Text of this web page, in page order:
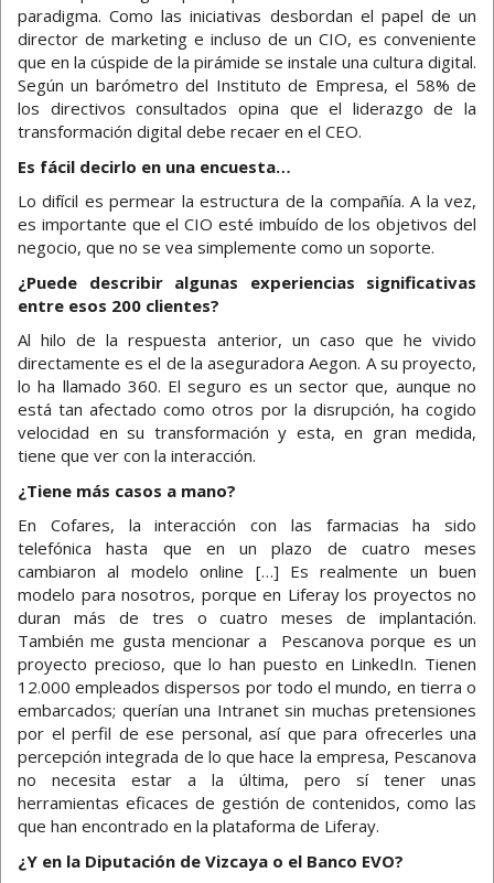
paradigma. Como las iniciativas desbordan el papel de un
director de marketing e incluso de un CIO, es conveniente
que en la cúspide de la pirámide se instale una cultura digital.
Según un barómetro del Instituto de Empresa, el 58% de
los directivos consultados opina que el liderazgo de la
transformación digital debe recaer en el CEO.
Es fácil decirlo en una encuesta…
Lo difícil es permear la estructura de la compañía. A la vez,
es importante que el CIO esté imbuído de los objetivos del
negocio, que no se vea simplemente como un soporte.
¿Puede describir algunas experiencias significativas
entre esos 200 clientes?
Al hilo de la respuesta anterior, un caso que he vivido
directamente es el de la aseguradora Aegon. A su proyecto,
lo ha llamado 360. El seguro es un sector que, aunque no
está tan afectado como otros por la disrupción, ha cogido
velocidad en su transformación y esta, en gran medida,
tiene que ver con la interacción.
¿Tiene más casos a mano?
En Cofares, la interacción con las farmacias ha sido
telefónica hasta que en un plazo de cuatro meses
cambiaron al modelo online […] Es realmente un buen
modelo para nosotros, porque en Liferay los proyectos no
duran más de tres o cuatro meses de implantación.
También me gusta mencionar a Pescanova porque es un
proyecto precioso, que lo han puesto en LinkedIn. Tienen
12.000 empleados dispersos por todo el mundo, en tierra o
embarcados; querían una Intranet sin muchas pretensiones
por el perfil de ese personal, así que para ofrecerles una
percepción integrada de lo que hace la empresa, Pescanova
no necesita estar a la última, pero sí tener unas
herramientas eficaces de gestión de contenidos, como las
que han encontrado en la plataforma de Liferay.
¿Y en la Diputación de Vizcaya o el Banco EVO?